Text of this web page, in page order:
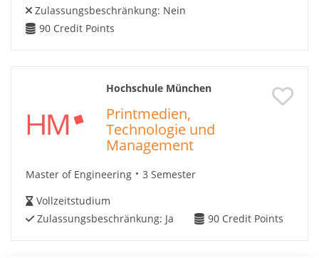
Zulassungsbeschränkung: Nein
90 Credit Points
Hochschule München
Printmedien,
Technologie und
Management
Master of Engineering
3 Semester
Vollzeitstudium
Zulassungsbeschränkung: Ja 90 Credit Points